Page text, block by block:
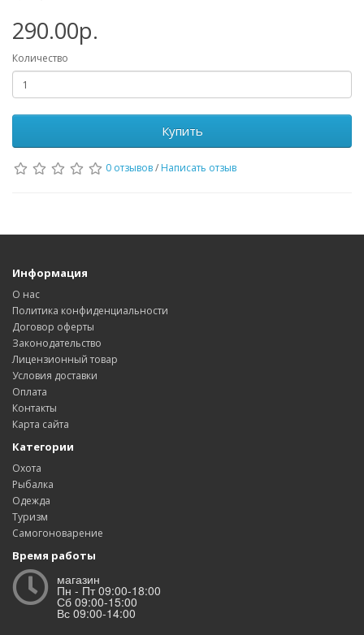
290.00р.
Количество
Купить
0 отзывов/ Написать отзыв
Информация
О нас
Политика конфиденциальности
Договор оферты
Законодательство
Лицензионный товар
Условия доставки
Оплата
Контакты
Карта сайта
Категории
Охота
Рыбалка
Одежда
Туризм
Самогоноварение
Время работы
магазин
Пн - Пт 09:00-18:00
Сб 09:00-15:00
Вс 09:00-14:00